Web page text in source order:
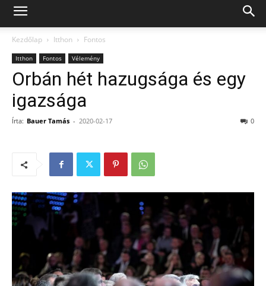
Kezdőlap Itthon Fontos
Itthon Fontos Vélemény
Orbán hét hazugsága és egy
igazsága
Írta: Bauer Tamás - 2020-02-17 0